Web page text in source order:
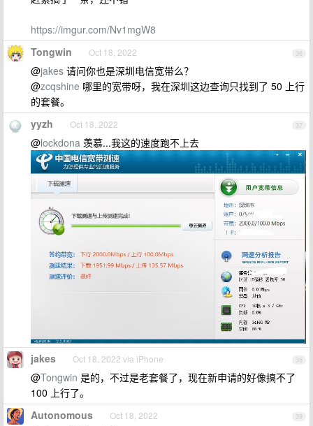
https://imgur.com/Nv1mgW8
36
Tongwin Oct 18, 2022
@jakes 请问你也是深圳电信宽带么？
@zcqshine 哪里的宽带呀，我在深圳这边查询只找到了 50 上行
的套餐。
37
yyzh Oct 18, 2022
@lockdona 羡慕...我这的速度跑不上去
38
jakes Oct 18, 2022 via iPhone
@Tongwin 是的，不过是老套餐了，现在新申请的好像搞不了
100 上行了。
39
Autonomous Oct 18, 2022